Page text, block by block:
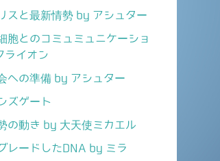
スと最新情勢 by アシュター
胞とのコミュミュニケーショ
ライオン
への準備 by アシュター
ズゲート
の動き by 大天使ミカエル
レードしたDNA by ミラ